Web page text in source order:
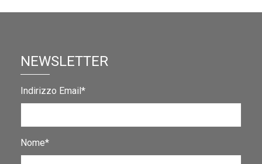
NEWSLETTER
Indirizzo Email*
Nome*